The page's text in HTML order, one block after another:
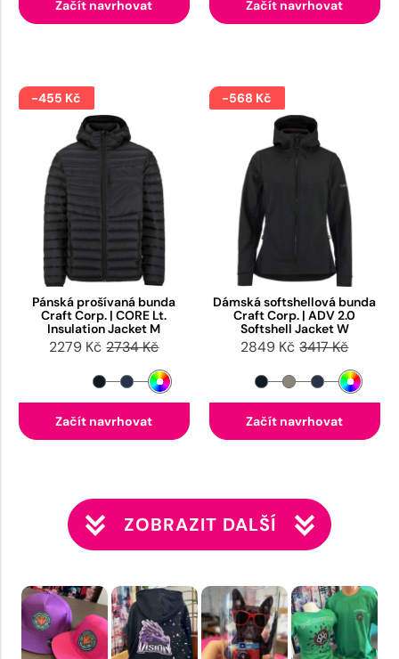
Začít navrhovat Začít navrhovat
-455 Kč
Pánská prošívaná bunda
Craft Corp. | CORE Lt.
Insulation Jacket M
2279 Kč 2734 Kč
Začít navrhovat
-568 Kč
Dámská softshellová bunda
Craft Corp. | ADV 2.0
Softshell Jacket W
2849 Kč 3417 Kč
Začít navrhovat
ZOBRAZIT DALŠÍ